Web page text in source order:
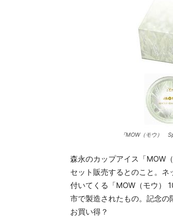
『MOW（モウ）
森永のカップアイス「MOW
セット販売するとのこと。ネ
付いてくる「MOW（モウ）
市で製造されたもの。記念
お買い得？